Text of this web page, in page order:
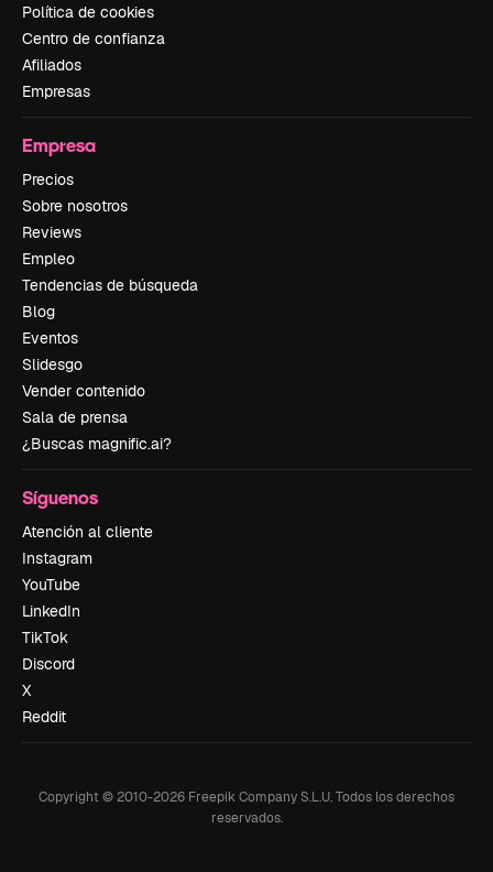
Política de cookies
Centro de confianza
Afiliados
Empresas
Empresa
Precios
Sobre nosotros
Reviews
Empleo
Tendencias de búsqueda
Blog
Eventos
Slidesgo
Vender contenido
Sala de prensa
¿Buscas magnific.ai?
Síguenos
Atención al cliente
Instagram
YouTube
LinkedIn
TikTok
Discord
X
Reddit
Copyright © 2010-2026 Freepik Company S.L.U.Todos los derechos
reservados.